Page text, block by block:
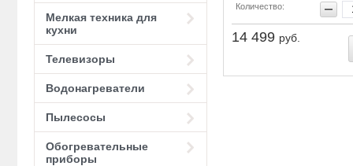
Мелкая техника для
кухни
Телевизоры
Водонагреватели
Пылесосы
Обогревательные
приборы
Количество:
14 499 руб.